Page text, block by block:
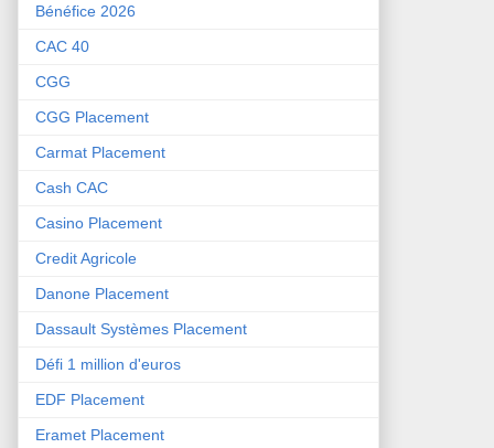
Bénéfice 2026
CAC 40
CGG
CGG Placement
Carmat Placement
Cash CAC
Casino Placement
Credit Agricole
Danone Placement
Dassault Systèmes Placement
Défi 1 million d'euros
EDF Placement
Eramet Placement